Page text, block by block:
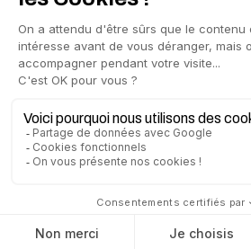
Photovoltaïque
Remplacement gaz-gaz / gaz-eau
Contrat d’entretien
Les aides
Nos réalisations
FAQ
Création : 32 décembre